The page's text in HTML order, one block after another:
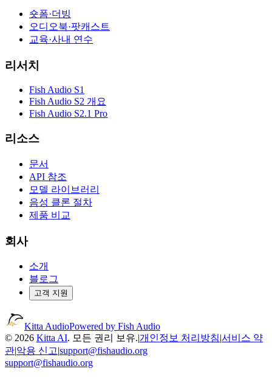
숏폼·더빙
오디오북·팟캐스트
교육·사내 연수
리서치
Fish Audio S1
Fish Audio S2 개요
Fish Audio S2.1 Pro
리소스
문서
API 참조
모델 라이브러리
음성 클론 절차
제품 비교
회사
소개
블로그
고객 지원
Kitta AudioPowered by Fish Audio
© 2026 Kitta AI. 모든 권리 보유.|개인정보 처리방침|서비스 약
관|악용 신고|support@fishaudio.org
support@fishaudio.org